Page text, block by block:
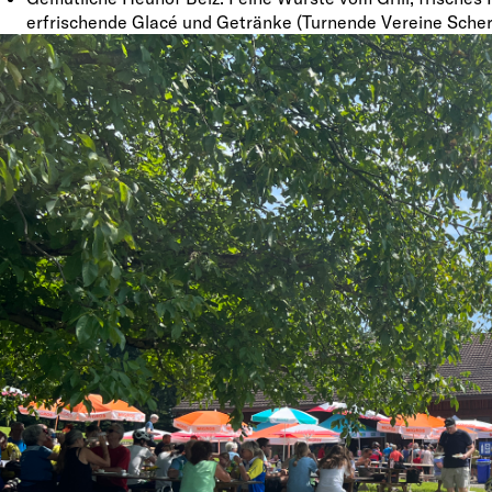
erfrischende Glacé und Getränke (Turnende Vereine